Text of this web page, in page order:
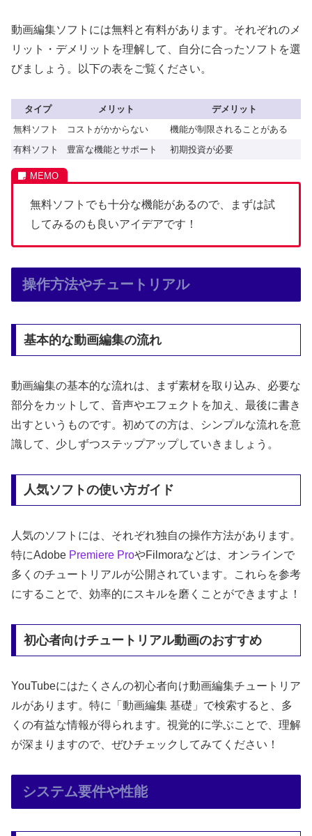
動画編集ソフトには無料と有料があります。それぞれのメ
リット・デメリットを理解して、自分に合ったソフトを選
びましょう。以下の表をご覧ください。
タイプ メリット
デメリット
無料ソフト
コストがかからない
機能が制限されることがある
有料ソフト
豊富な機能とサポート 初期投資が必要
無料ソフトでも十分な機能があるので、まずは試
してみるのも良いアイデアです！
操作方法やチュートリアル
基本的な動画編集の流れ
動画編集の基本的な流れは、まず素材を取り込み、必要な
部分をカットして、音声やエフェクトを加え、最後に書き
出すというものです。初めての方は、シンプルな流れを意
識して、少しずつステップアップしていきましょう。
人気ソフトの使い方ガイド
人気のソフトには、それぞれ独自の操作方法があります。
特にAdobe Premiere ProやFilmoraなどは、オンラインで
多くのチュートリアルが公開されています。これらを参考
にすることで、効率的にスキルを磨くことができますよ！
初心者向けチュートリアル動画のおすすめ
YouTubeにはたくさんの初心者向け動画編集チュートリア
ルがあります。特に「動画編集 基礎」で検索すると、多
くの有益な情報が得られます。視覚的に学ぶことで、理解
が深まりますので、ぜひチェックしてみてください！
システム要件や性能